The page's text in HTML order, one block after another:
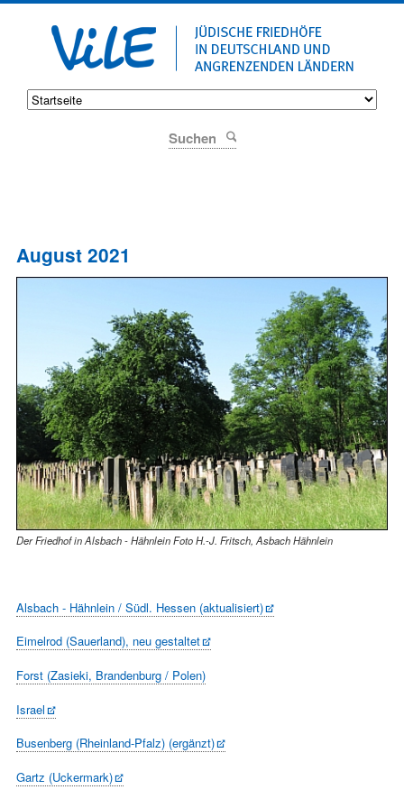
August 2021
Der Friedhof in Alsbach - Hähnlein Foto H.-J. Fritsch, Asbach Hähnlein
Alsbach - Hähnlein / Südl. Hessen (aktualisiert)
Eimelrod (Sauerland), neu gestaltet
Forst (Zasieki, Brandenburg / Polen)
Israel
Busenberg (Rheinland-Pfalz) (ergänzt)
Gartz (Uckermark)